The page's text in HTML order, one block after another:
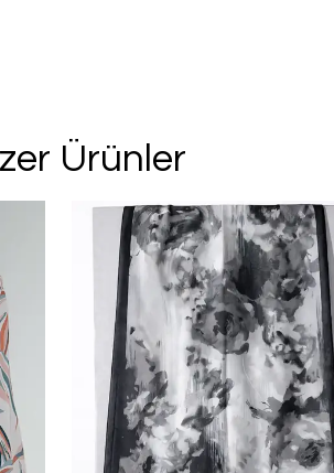
Ürünler